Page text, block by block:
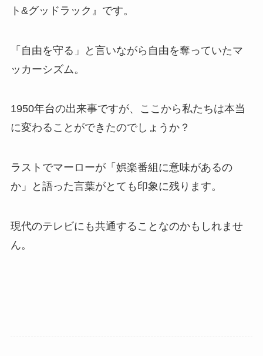
ト&グッドラック』です。
「自由を守る」と言いながら自由を奪っていたマ
ッカーシズム。
1950年台の出来事ですが、ここから私たちは本当
に変わることができたのでしょうか？
ラストでマーローが「娯楽番組に意味があるの
か」と語った言葉がとても印象に残ります。
現代のテレビにも共通することなのかもしれませ
ん。